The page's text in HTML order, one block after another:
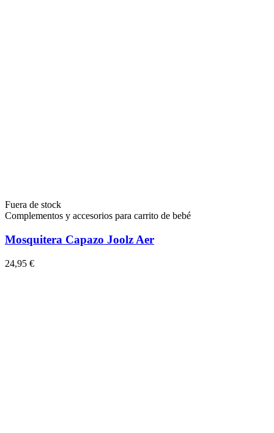
Fuera de stock
Complementos y accesorios para carrito de bebé
Mosquitera Capazo Joolz Aer
24,95 €